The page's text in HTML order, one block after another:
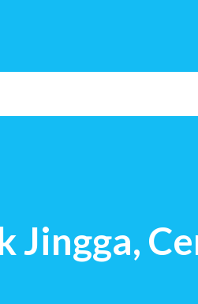
ingin memiliki anak,
mendapat pertanyaan
kecil yang indah
saya percaya, kita akan
Jingga,